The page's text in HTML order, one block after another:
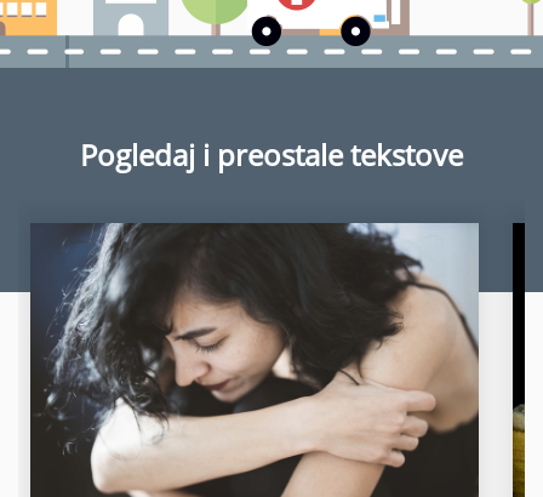
Pogledaj i preostale tekstove